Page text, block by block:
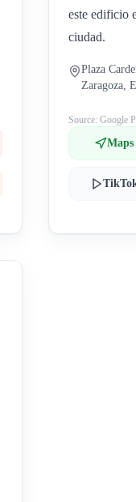
este edificio
ciudad.
Plaza
Zaragoza,
Source: Google
Maps